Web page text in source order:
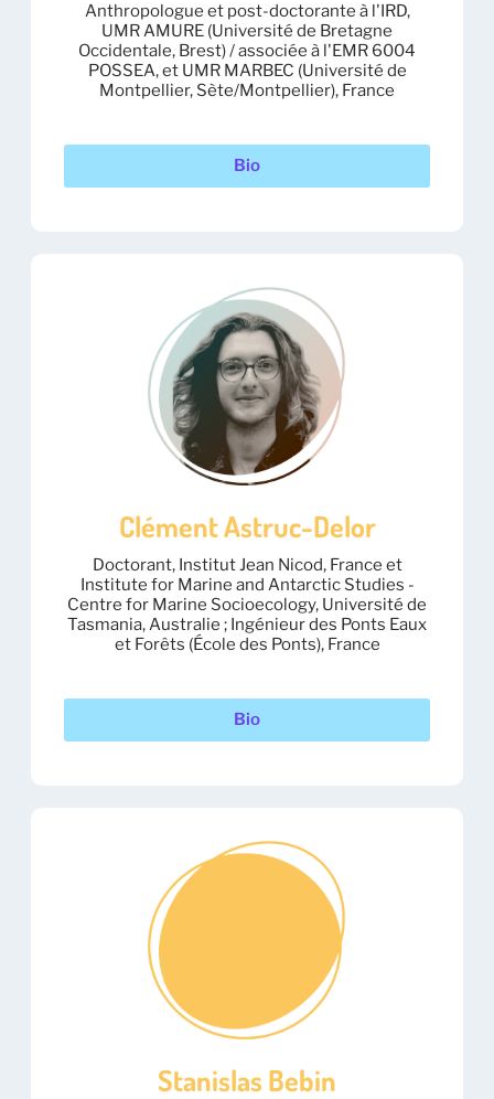
Anthropologue et post-doctorante à l'IRD,
UMR AMURE (Université de Bretagne
Occidentale, Brest) / associée à l'EMR 6004
POSSEA, et UMR MARBEC (Université de
Montpellier, Sète/Montpellier), France
Bio
Clément Astruc-Delor
Doctorant, Institut Jean Nicod, France et
Institute for Marine and Antarctic Studies -
Centre for Marine Socioecology, Université de
Tasmania, Australie ; Ingénieur des Ponts Eaux
et Forêts (École des Ponts), France
Bio
Stanislas Bebin